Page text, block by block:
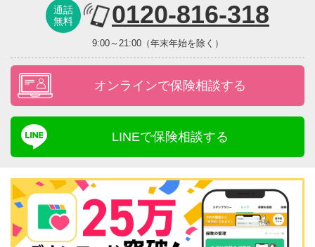
通話
無料
0120-816-318
9:00～21:00（年末年始を除く）
オンラインで保険相談する
LINEで保険相談する